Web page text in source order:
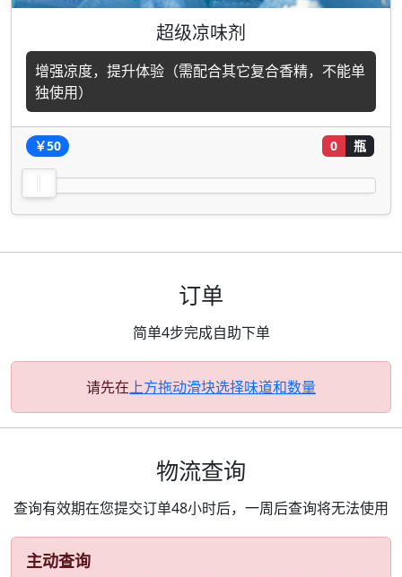
超级凉味剂
增强凉度，提升体验（需配合其它复合香精，不能单
独使用）
￥50 0 瓶
订单
简单4步完成自助下单
请先在上方拖动滑块选择味道和数量
物流查询
查询有效期在您提交订单48小时后，一周后查询将无法使用
主动查询